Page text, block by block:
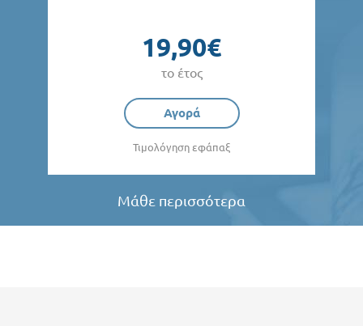
19,90€
το έτος
Αγορά
Τιμολόγηση εφάπαξ
Μάθε περισσότερα